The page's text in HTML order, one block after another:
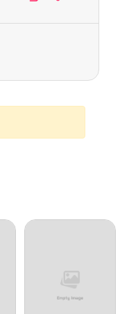
05/17/2026
05/17/2026
05/17/2026